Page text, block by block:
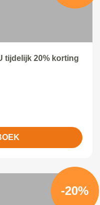
tijdelijk 20% korting
-20%